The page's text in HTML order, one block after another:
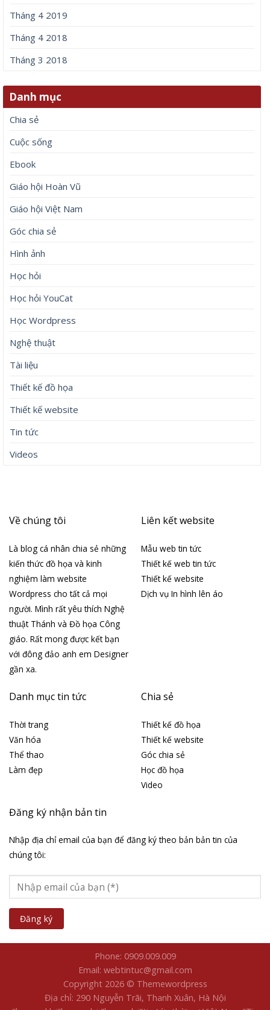
Tháng 4 2019
Tháng 4 2018
Tháng 3 2018
Danh mục
Chia sẻ
Cuộc sống
Ebook
Giáo hội Hoàn Vũ
Giáo hội Việt Nam
Góc chia sẻ
Hình ảnh
Học hỏi
Học hỏi YouCat
Học Wordpress
Nghệ thuật
Tài liệu
Thiết kế đồ họa
Thiết kế website
Tin tức
Videos
Về chúng tôi
Là blog cá nhân chia sẻ những
kiến thức đồ họa và kinh
nghiệm làm website
Wordpress cho tất cả mọi
người. Mình rất yêu thích Nghệ
thuật Thánh và Đồ họa Công
giáo. Rất mong được kết bạn
với đông đảo anh em Designer
gần xa.
Liên kết website
Mẫu web tin tức
Thiết kế web tin tức
Thiết kế website
Dịch vụ In hình lên áo
Danh mục tin tức
Thời trang
Văn hóa
Thể thao
Làm đẹp
Chia sẻ
Thiết kế đồ họa
Thiết kế website
Góc chia sẻ
Học đồ họa
Video
Đăng ký nhận bản tin
Nhập địa chỉ email của bạn để đăng ký theo bản bản tin của
chúng tôi:
Phone: 0909.009.009
Email: webtintuc@gmail.com
Copyright 2026 © Themewordpress
Địa chỉ: 290 Nguyễn Trãi, Thanh Xuân, Hà Nội